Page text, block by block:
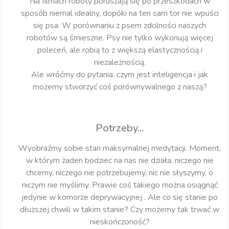
sposób niemal idealny, dopóki na ten sam tor nie wpuści
się psa. W porównaniu z psem zdolności naszych
robotów są śmieszne. Psy nie tylko wykonują więcej
poleceń, ale robią to z większą elastycznością i
niezależnością.
Ale wróćmy do pytania: czym jest inteligencja i jak
możemy stworzyć coś porównywalnego z naszą?
Potrzeby...
Wyobraźmy sobie stan maksymalnej medytacji. Moment,
w którym żaden bodziec na nas nie działa, niczego nie
chcemy, niczego nie potrzebujemy, nic nie słyszymy, o
niczym nie myślimy. Prawie coś takiego można osiągnąć
jedynie w komorze deprywacyjnej . Ale co się stanie po
dłuższej chwili w takim stanie? Czy możemy tak trwać w
nieskończoność?